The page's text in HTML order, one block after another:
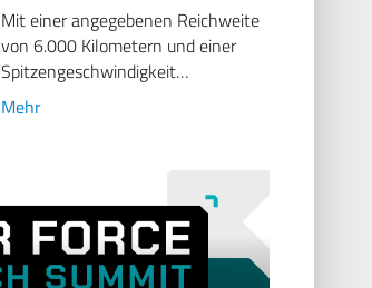
Mit einer angegebenen Reichweite
von 6.000 Kilometern und einer
Spitzengeschwindigkeit…
Mehr